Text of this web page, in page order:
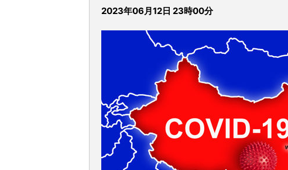
2023年06月12日 23時00分